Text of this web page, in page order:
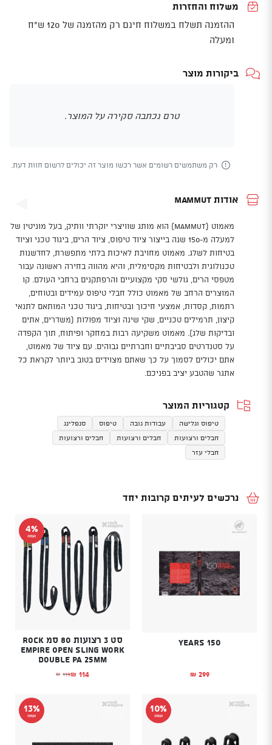
משלוח והחזרות
ההזמנה תשלח במשלוח חינם רק מהזמנה של 120 ש"ח
ומעלה
ביקורות מוצר
טרם נכתבה סקירה על המוצר.
רק משתמשים רשומים אשר רכשו מוצר זה יכולים לרשום חוות דעת.
אודות Mammut
מאמוט (Mammut) הוא מותג שוויצרי יוקרתי וותיק, בעל מוניטין של
למעלה מ-150 שנה בייצור ציוד טיפוס, ציוד הרים, ביגוד טכני וציוד
בטיחות לשלג. מאמוט מחויבת לאיכות בלתי מתפשרת, לחדשנות
טכנולוגית ולבטיחות מקסימלית, והיא מהווה בחירה ראשונה עבור
מטפסי הרים, גולשי סקי מקצועיים והרפתקנים ברחבי העולם. קו
המוצרים הרחב של מאמוט כולל חבלי טיפוס עמידים ובטוחים,
רתמות, קסדות, אמצעי חיכוך ובטיחות, ביגוד טכני המותאם לתנאי
קיצון, תרמילים טכניים, שקי שינה וציוד מפולות (משדרים, אתים
ובדיקות שלג). מאמוט משקיעה רבות במחקר ופיתוח, תוך הקפדה
על סטנדרטים סביבתיים וחברתיים גבוהים. עם ציוד של מאמוט,
אתם יכולים לסמוך על כך שאתם מצוידים בטוב ביותר לקראת כל
אתגר שהטבע יציב בפניכם.
קטגוריות המוצר
טיפוס וגלישה עבודות גובה טיפוס
סנפלינג
חבלים ורצועות
חבלים ורצועות
חבלים ורצועות
חבלי עזר
נרכשים לעיתים קרובות יחד
150 years
₪ 299
4%
הנחה
סט 3 רצועות 80 סמ Rock
Empire Open Sling Work
Double PA 25mm
₪ 119
המחיר המקורי היה: ₪119.₪ 114 המחיר הנוכחי הוא: ₪114.
10%
הנחה
13%
הנחה